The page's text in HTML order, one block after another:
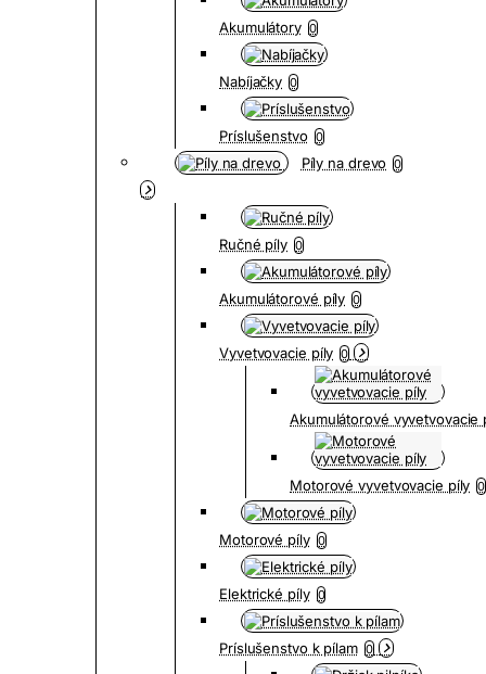
Akumulátory 0
Nabíjačky 0
Príslušenstvo 0
Píly na drevo 0
Ručné píly 0
Akumulátorové píly 0
Vyvetvovacie píly 0
Akumulátorové vyvetvovacie
Motorové vyvetvovacie píly 0
Motorové píly 0
Elektrické píly 0
Príslušenstvo k pílam 0